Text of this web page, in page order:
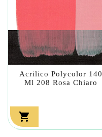
Acrilico Polycolor 140
Ml 208 Rosa Chiaro
